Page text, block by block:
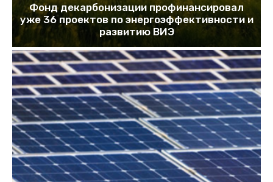
Фонд декарбонизации профинансировал
уже 36 проектов по энергоэффективности и
развитию ВИЭ